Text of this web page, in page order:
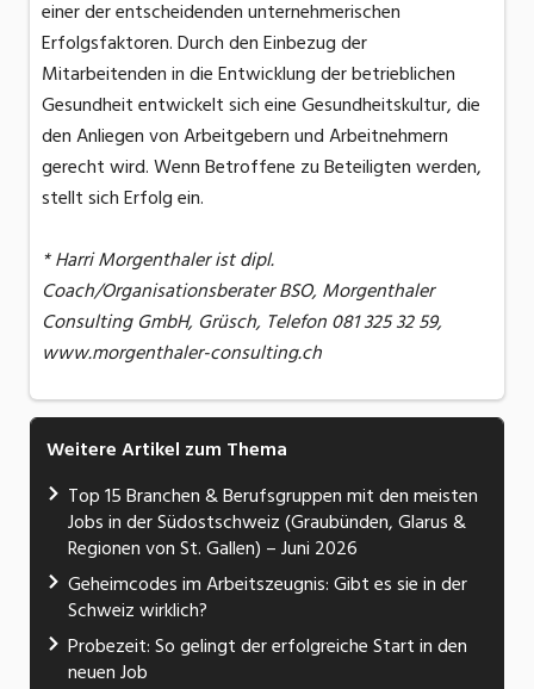
einer der entscheidenden unternehmerischen
Erfolgsfaktoren. Durch den Einbezug der
Mitarbeitenden in die Entwicklung der betrieblichen
Gesundheit entwickelt sich eine Gesundheitskultur, die
den Anliegen von Arbeitgebern und Arbeitnehmern
gerecht wird. Wenn Betroffene zu Beteiligten werden,
stellt sich Erfolg ein.
* Harri Morgenthaler ist dipl.
Coach/Organisationsberater BSO, Morgenthaler
Consulting GmbH, Grüsch, Telefon 081 325 32 59,
www.morgenthaler-consulting.ch
Weitere Artikel zum Thema
Top 15 Branchen & Berufsgruppen mit den meisten
Jobs in der Südostschweiz (Graubünden, Glarus &
Regionen von St. Gallen) – Juni 2026
Geheimcodes im Arbeitszeugnis: Gibt es sie in der
Schweiz wirklich?
Probezeit: So gelingt der erfolgreiche Start in den
neuen Job